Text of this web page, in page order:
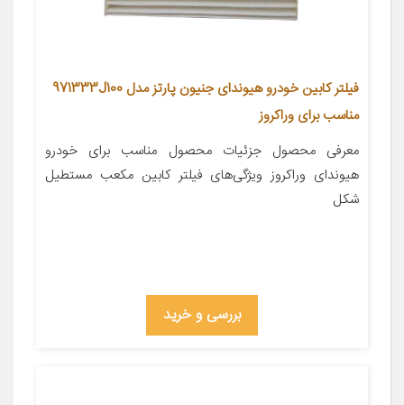
فیلتر کابین خودرو هیوندای جنیون پارتز مدل 971333J100
مناسب برای وراکروز
معرفی محصول جزئیات محصول مناسب برای خودرو
هیوندای وراکروز ویژگی‌های فیلتر کابین مکعب مستطیل
شکل
بررسی و خرید